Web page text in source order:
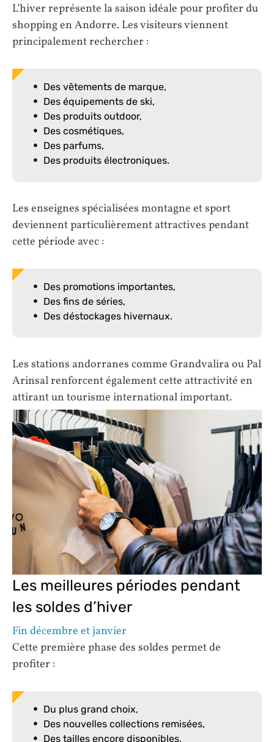
L’hiver représente la saison idéale pour profiter du
shopping en Andorre. Les visiteurs viennent
principalement rechercher :
Des vêtements de marque,
Des équipements de ski,
Des produits outdoor,
Des cosmétiques,
Des parfums,
Des produits électroniques.
Les enseignes spécialisées montagne et sport
deviennent particulièrement attractives pendant
cette période avec :
Des promotions importantes,
Des fins de séries,
Des déstockages hivernaux.
Les stations andorranes comme Grandvalira ou Pal
Arinsal renforcent également cette attractivité en
attirant un tourisme international important.
Les meilleures périodes pendant
les soldes d’hiver
Fin décembre et janvier
Cette première phase des soldes permet de
profiter :
Du plus grand choix,
Des nouvelles collections remisées,
Des tailles encore disponibles.